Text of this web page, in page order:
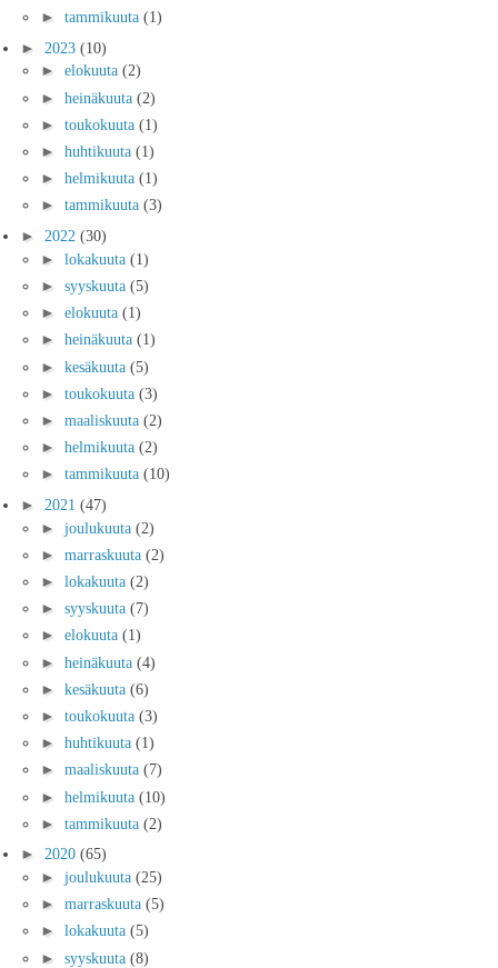
► tammikuuta (1)
► 2023 (10)
► elokuuta (2)
► heinäkuuta (2)
► toukokuuta (1)
► huhtikuuta (1)
► helmikuuta (1)
► tammikuuta (3)
► 2022 (30)
► lokakuuta (1)
► syyskuuta (5)
► elokuuta (1)
► heinäkuuta (1)
► kesäkuuta (5)
► toukokuuta (3)
► maaliskuuta (2)
► helmikuuta (2)
► tammikuuta (10)
► 2021 (47)
► joulukuuta (2)
► marraskuuta (2)
► lokakuuta (2)
► syyskuuta (7)
► elokuuta (1)
► heinäkuuta (4)
► kesäkuuta (6)
► toukokuuta (3)
► huhtikuuta (1)
► maaliskuuta (7)
► helmikuuta (10)
► tammikuuta (2)
► 2020 (65)
► joulukuuta (25)
► marraskuuta (5)
► lokakuuta (5)
► syyskuuta (8)